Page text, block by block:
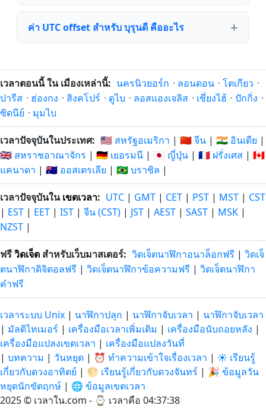
ค่า UTC offset สำหรับ บุรุนดี คืออะไร
เวลาตอนนี้ ใน เมืองเหล่านี้: นครนิวยอร์ก · ลอนดอน · โตเกียว ·
ปารีส · ฮ่องกง · สิงคโปร์ · ดูไบ · ลอสแองเจลิส · เซี่ยงไฮ้ · ปักกิ่ง ·
ซิดนีย์ · มุมไบ
เวลาปัจจุบันในประเทศ: 🇺🇸 สหรัฐอเมริกา | 🇨🇳 จีน | 🇮🇳 อินเดีย |
🇬🇧 สหราชอาณาจักร | 🇩🇪 เยอรมนี | 🇯🇵 ญี่ปุ่น | 🇫🇷 ฝรั่งเศส | 🇨🇦
แคนาดา | 🇦🇺 ออสเตรเลีย | 🇧🇷 บราซิล |
เวลาปัจจุบันในเขตเวลา: UTC | GMT | CET | PST | MST | CST
| EST | EET | IST | จีน (CST) | JST | AEST | SAST | MSK |
NZST |
ฟรีวิดเจ็ต สำหรับเว็บมาสเตอร์: วิดเจ็ตนาฬิกาอนาล็อกฟรี | วิดเจ็
ตนาฬิกาดิจิตอลฟรี | วิดเจ็ตนาฬิกาข้อความฟรี | วิดเจ็ตนาฬิกา
คำฟรี
เวลาระบบ Unix | นาฬิกาปลุก | นาฬิกาจับเวลา | นาฬิกาจับเวลา
| มัลติไทเมอร์ | เครื่องมือเวลาเพิ่มเติม | เครื่องมือนับถอยหลัง |
เครื่องมือแปลงเขตเวลา | เครื่องมือแปลงวันที่
| บทความ | วันหยุด | ⏰ ทำความเข้าใจเรื่องเวลา | ☀️ เรียนรู้
เกี่ยวกับดวงอาทิตย์ | 🌕 เรียนรู้เกี่ยวกับดวงจันทร์ | 🎉 ข้อมูลวัน
หยุดนักขัตฤกษ์ | 🌐 ข้อมูลเขตเวลา
2025 © เวลาใน.com - ⌚ เวลาคือ 04:37:39